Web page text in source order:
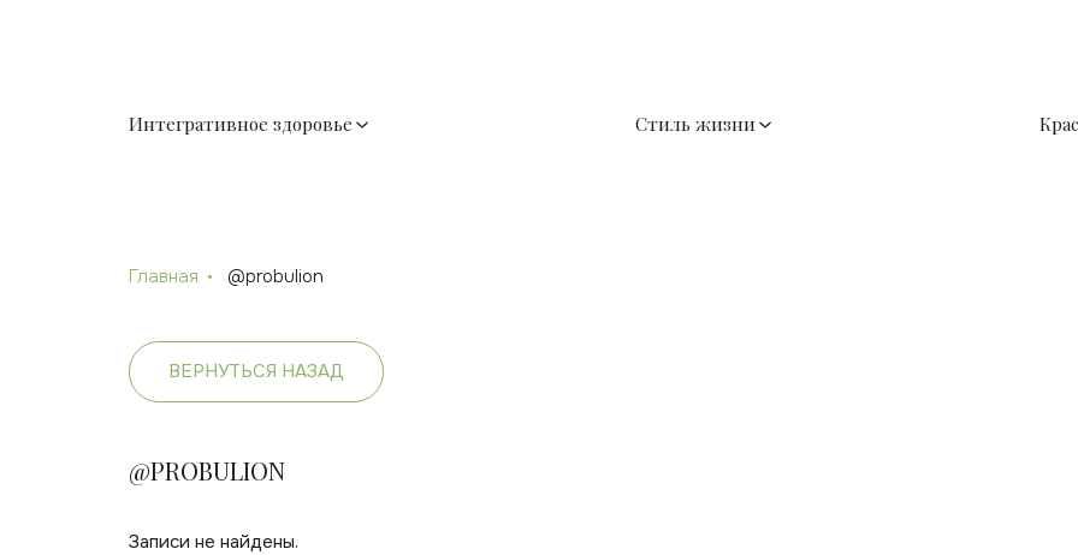
Интегративное здоровье Стиль жизни
Главная @probulion
ВЕРНУТЬСЯ НАЗАД
@PROBULION
Записи не найдены.